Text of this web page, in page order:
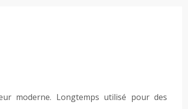
moderne. Longtemps utilisé pour des